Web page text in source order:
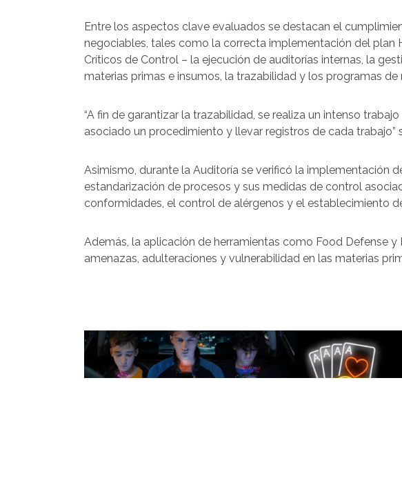
Entre los aspectos clave evaluados se destacan el
negociables, tales como la correcta implementación del plan
Críticos de Control – la ejecución de auditorías internas, la
materias primas e insumos, la trazabilidad y los programas
“A fin de garantizar la trazabilidad, se realiza un intenso
asociado un procedimiento y llevar registros de cada trabajo”
Asimismo, durante la Auditoría se verificó la implementación
estandarización de procesos y sus medidas de control
conformidades, el control de alérgenos y el establecimiento
Además, la aplicación de herramientas como Food Defense y
amenazas, adulteraciones y vulnerabilidad en las materias